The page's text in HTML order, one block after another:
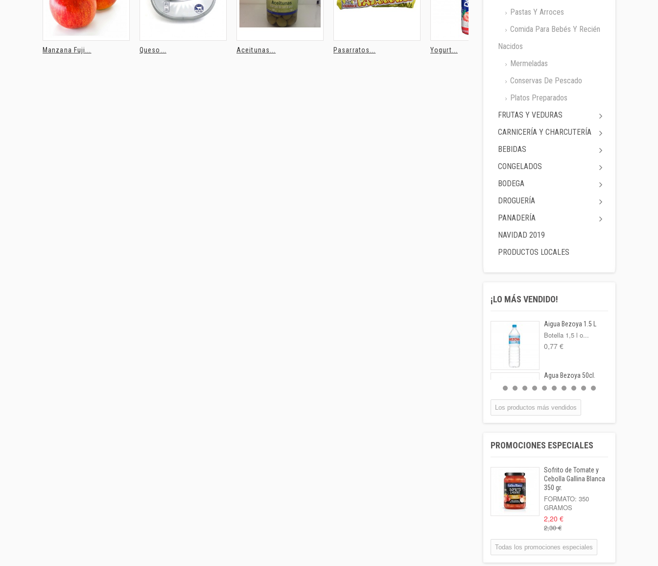
Manzana Fuji... Queso... Aceitunas... Pasarratos... Yogurt...
Pastas Y Arroces
Comida Para Bebés Y Recién
Nacidos
Mermeladas
Conservas De Pescado
Platos Preparados
FRUTAS Y VEDURAS
CARNICERÍA Y CHARCUTERÍA
BEBIDAS
CONGELADOS
BODEGA
DROGUERÍA
PANADERÍA
NAVIDAD 2019
PRODUCTOS LOCALES
¡LO MÁS VENDIDO!
Aigua Bezoya 1.5 L
Botella 1,5 l o...
0,77 €
Agua Bezoya 50cl.
FORMATO:
0,55 €
Lata 33cl
Leche Coaliment
Semidesnatada
Botella 1l o...
1,02 €
Patata Kenebeck 1
Kilo
Formato: 1 Kilo
1,95 €
Los productos más vendidos
PROMOCIONES ESPECIALES
Sofrito de Tomate y
Cebolla Gallina Blanca
350 gr.
FORMATO: 350
GRAMOS
2,20 €
2,30 €
Todas los promociones especiales